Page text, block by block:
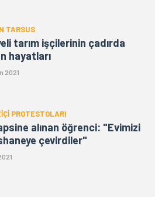
TARSUS
tarım işçilerinin çadırda
hayatları
2021
PROTESTOLARI
alınan öğrenci: "Evimizi
çevirdiler"